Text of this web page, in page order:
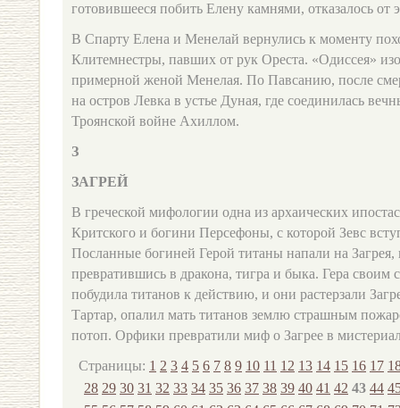
готовившееся побить Елену камнями, отказалось от
В Спарту Елена и Менелай вернулись к моменту
Клитемнестры, павших от рук Ореста. «Одиссея»
примерной женой Менелая. По Павсанию, после
на остров Левка в устье Дуная, где соединилась
Троянской войне Ахиллом.
З
ЗАГРЕЙ
В греческой мифологии одна из архаических
Критского и богини Персефоны, с которой Зевс
Посланные богиней Герой титаны напали на
превратившись в дракона, тигра и быка. Гера
побудила титанов к действию, и они растерзали
Тартар, опалил мать титанов землю страшным
потоп. Орфики превратили миф о Загрее в
Страницы: 1 2 3 4 5 6 7 8 9 10 11 12 13 14 15 16 17
28 29 30 31 32 33 34 35 36 37 38 39 40 41 42 43 44